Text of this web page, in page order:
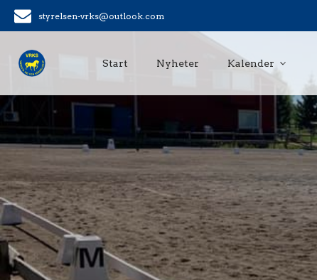
styrelsen-vrks@outlook.com
Start Nyheter Kalender